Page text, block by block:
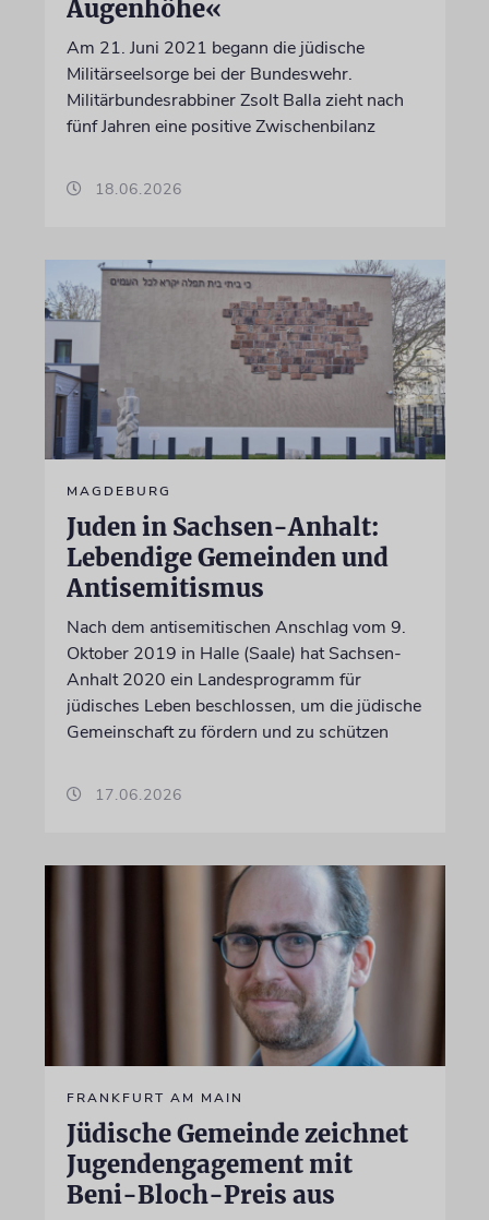
Augenhöhe«
Am 21. Juni 2021 begann die jüdische
Militärseelsorge bei der Bundeswehr.
Militärbundesrabbiner Zsolt Balla zieht nach
fünf Jahren eine positive Zwischenbilanz
18.06.2026
MAGDEBURG
Juden in Sachsen-Anhalt:
Lebendige Gemeinden und
Antisemitismus
Nach dem antisemitischen Anschlag vom 9.
Oktober 2019 in Halle (Saale) hat Sachsen-
Anhalt 2020 ein Landesprogramm für
jüdisches Leben beschlossen, um die jüdische
Gemeinschaft zu fördern und zu schützen
17.06.2026
FRANKFURT AM MAIN
Jüdische Gemeinde zeichnet
Jugendengagement mit
Beni-Bloch-Preis aus